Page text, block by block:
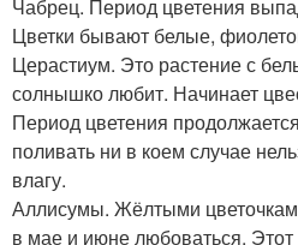
Чабрец. Период цветения
Цветки бывают белые,
Церастиум. Это растение с
солнышко любит. Начинает
Период цветения
поливать ни в коем случае
влагу.
Аллисумы. Жёлтыми
в мае и июне любоваться. Этот